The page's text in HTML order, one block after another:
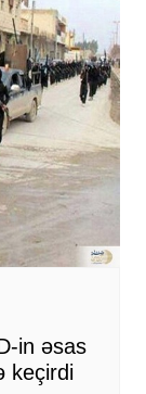
in əsas
keçirdi